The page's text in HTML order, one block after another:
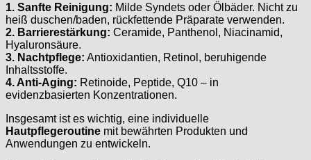
1. Sanfte Reinigung: Milde Syndets oder Ölbäder. Nicht zu
heiß duschen/baden, rückfettende Präparate verwenden.
2. Barrierestärkung: Ceramide, Panthenol, Niacinamid,
Hyaluronsäure.
3. Nachtpflege: Antioxidantien, Retinol, beruhigende
Inhaltsstoffe.
4. Anti-Aging: Retinoide, Peptide, Q10 – in
evidenzbasierten Konzentrationen.
Insgesamt ist es wichtig, eine individuelle
Hautpflegeroutine mit bewährten Produkten und
Anwendungen zu entwickeln.